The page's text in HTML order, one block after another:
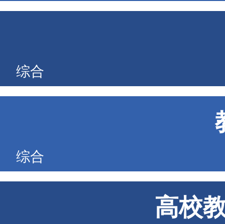
综合
综合
高校